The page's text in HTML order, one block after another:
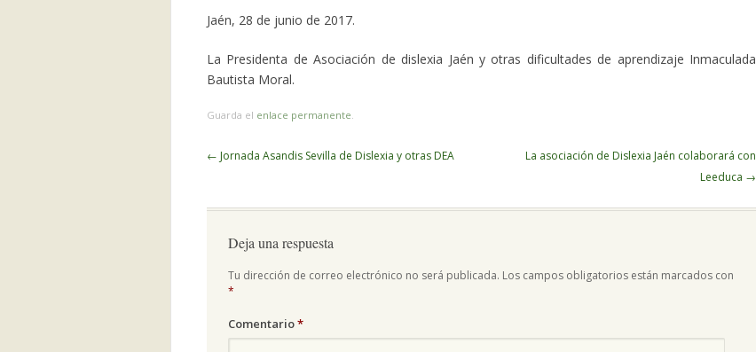
Jaén, 28 de junio de 2017.
La Presidenta de Asociación de dislexia Jaén y otras dificultades de aprendizaje Inmaculada
Bautista Moral.
Guarda el enlace permanente.
Navegador
← Jornada Asandis Sevilla de Dislexia y otras DEA
La asociación de Dislexia Jaén colaborará con
Leeduca →
Deja una respuesta
Tu dirección de correo electrónico no será publicada. Los campos obligatorios están marcados con
*
Comentario*